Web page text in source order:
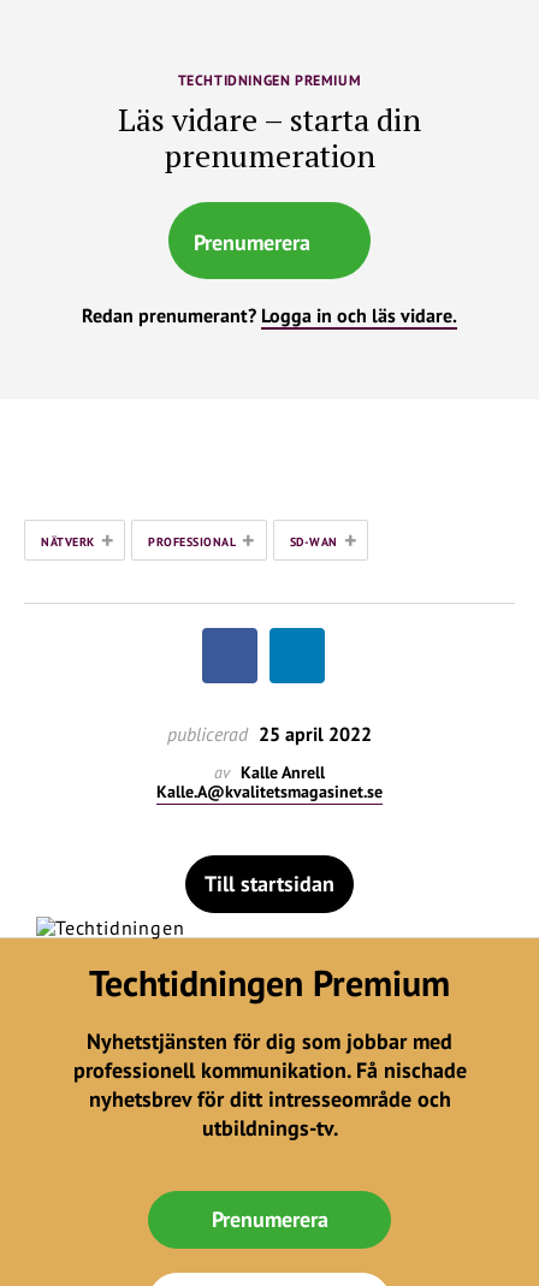
TECHTIDNINGEN PREMIUM
Läs vidare – starta din
prenumeration
Prenumerera
Redan prenumerant? Logga in och läs vidare.
NÄTVERK + PROFESSIONAL + SD-WAN +
publicerad 25 april 2022
av Kalle Anrell
Kalle.A@kvalitetsmagasinet.se
Till startsidan
Techtidningen Premium
Nyhetstjänsten för dig som jobbar med
professionell kommunikation. Få nischade
nyhetsbrev för ditt intresseområde och
utbildnings-tv.
Prenumerera